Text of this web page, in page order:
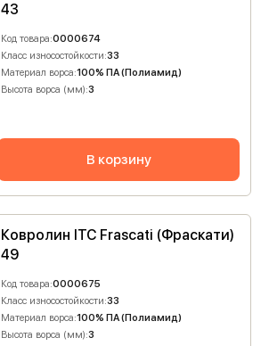
43
Код товара:0000674
Класс износостойкости:33
Материал ворса:100% ПА (Полиамид)
Высота ворса (мм):3
В корзину
Ковролин ITC Frascati (Фраскати)
49
Код товара:0000675
Класс износостойкости:33
Материал ворса:100% ПА (Полиамид)
Высота ворса (мм):3